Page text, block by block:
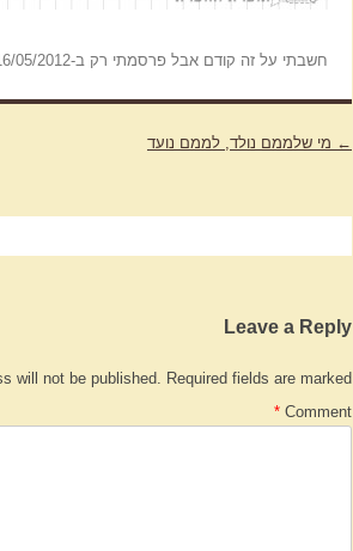
חשבתי על זה קודם אבל פרסמתי רק ב-16/05/2012 |
Post
← מי שלממם נולד, לממם נועד
Leave a Reply
will not be published. Required fields are marked
Comment
*